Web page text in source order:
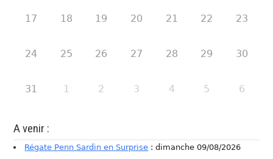
17 18 19 20 21 22 23
24 25 26 27 28 29 30
31 1 2 3 4 5 6
A venir :
Régate Penn Sardin en Surprise : dimanche 09/08/2026